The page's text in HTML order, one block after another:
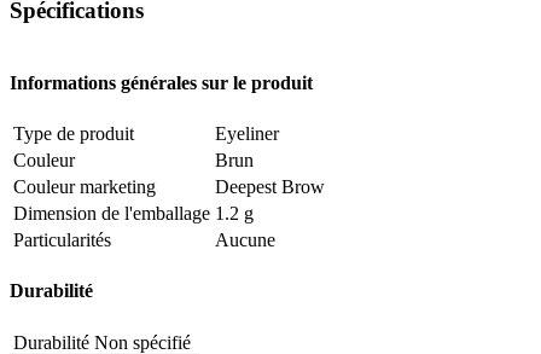
Adresse e-mail (facultatif)
Signaler des données erronées
Spécifications
Informations générales sur le produit
Type de produit
Eyeliner
Couleur
Brun
Couleur marketing
Deepest Brow
Dimension de l'emballage 1.2 g
Particularités
Aucune
Durabilité
Durabilité Non spécifié